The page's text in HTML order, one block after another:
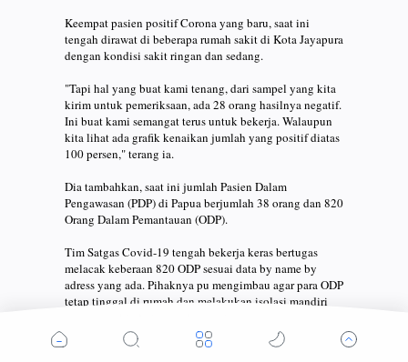
Keempat pasien positif Corona yang baru, saat ini
tengah dirawat di beberapa rumah sakit di Kota Jayapura
dengan kondisi sakit ringan dan sedang. ⠀
"Tapi hal yang buat kami tenang, dari sampel yang kita
kirim untuk pemeriksaan, ada 28 orang hasilnya negatif.
Ini buat kami semangat terus untuk bekerja. Walaupun
kita lihat ada grafik kenaikan jumlah yang positif diatas
100 persen," terang ia. ⠀
Dia tambahkan, saat ini jumlah Pasien Dalam
Pengawasan (PDP) di Papua berjumlah 38 orang dan 820
Orang Dalam Pemantauan (ODP).⠀
Tim Satgas Covid-19 tengah bekerja keras bertugas
melacak keberaan 820 ODP sesuai data by name by
adress yang ada. Pihaknya pu mengimbau agar para ODP
tetap tinggal di rumah dan melakukan isolasi mandiri
⠀
"Yang utama jangan melakukan aktivitas tambahan.